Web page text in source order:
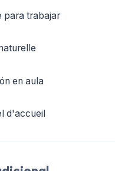
para trabajar
en aula
d'accueil